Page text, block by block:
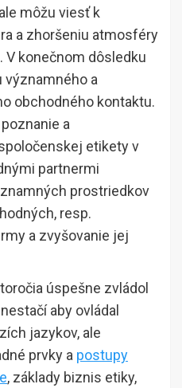
môžu viesť k
a zhoršeniu atmosféry
konečnom dôsledku
a
obchodného kontaktu.
a
etikety v
partnermi
prostriedkov
resp.
a zvyšovanie jej
úspešne zvládol
aby ovládal
jazykov, ale
prvky a postupy
, základy biznis etiky,